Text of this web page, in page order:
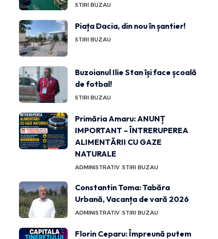
STIRI BUZAU
Piața Dacia, din nou în șantier!
STIRI BUZAU
Buzoianul Ilie Stan își face școală
de fotbal!
STIRI BUZAU
Primăria Amaru: ANUNȚ
IMPORTANT – ÎNTRERUPEREA
ALIMENTĂRII CU GAZE
NATURALE
ADMINISTRATIV STIRI BUZAU
Constantin Toma: Tabăra
Urbană, Vacanța de vară 2026
ADMINISTRATIV STIRI BUZAU
Florin Ceparu: Împreună putem